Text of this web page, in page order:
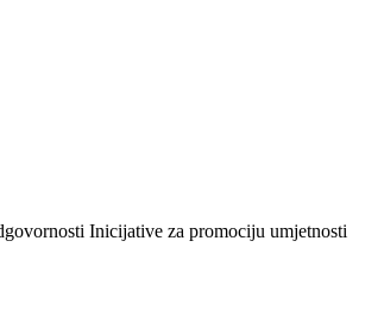
Inicijative za promociju umjetnosti